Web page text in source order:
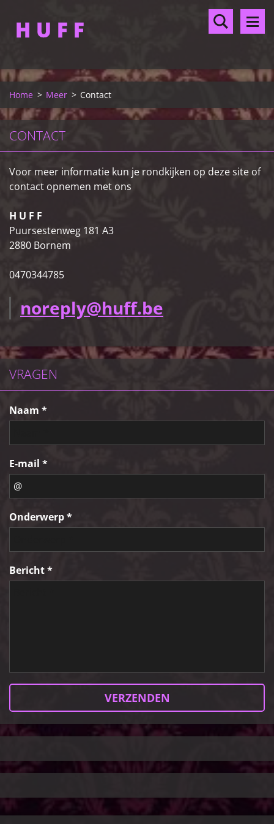
H U F F
Home > Meer > Contact
CONTACT
Voor meer informatie kun je rondkijken op deze site of
contact opnemen met ons
H U F F
Puursestenweg 181 A3
2880 Bornem
0470344785
noreply@huff.be
VRAGEN
Naam *
E-mail *
Onderwerp *
Bericht *